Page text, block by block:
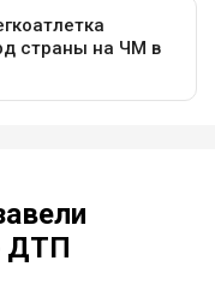
ДТП